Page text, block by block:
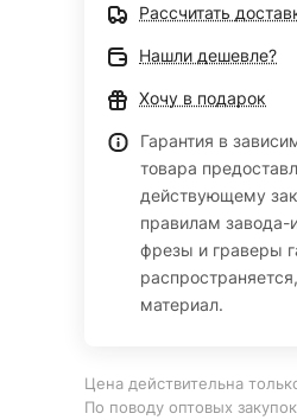
Рассчитать
Нашли дешевле?
Хочу в подарок
Гарантия в
товара
действующему
правилам завода-
фрезы и граверы
материал.
Цена действительна
По поводу оптовых